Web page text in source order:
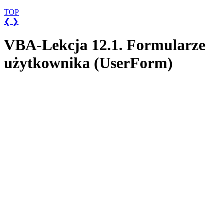
TOP
❮ ❯
VBA-Lekcja 12.1. Formularze
użytkownika (UserForm)